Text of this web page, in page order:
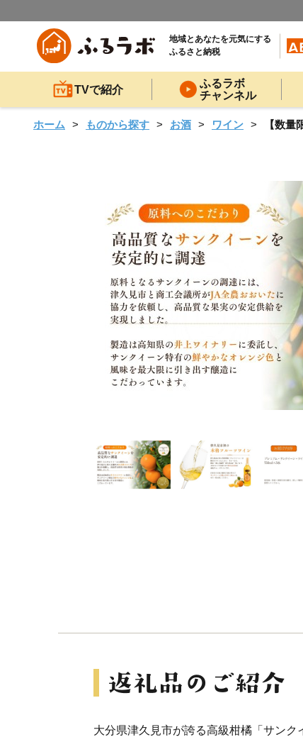
地域とあなたを元気にする
ふるさと納税
TVで紹介
ふるラボ
チャンネル
ホーム ものから探す お酒 ワイン 【数
大分県津久見市が誇る高級柑橘「サンク